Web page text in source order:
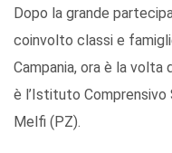
Dopo la grande
coinvolto classi e
Campania, ora è la
è l’Istituto Comprensivo
Melfi (PZ).